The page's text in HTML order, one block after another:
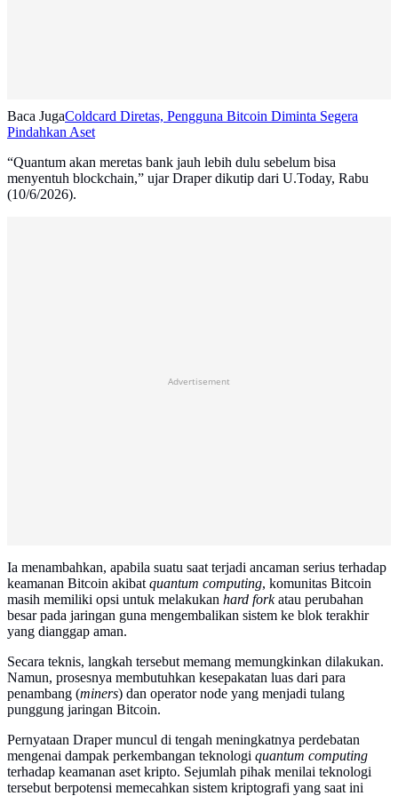
Baca JugaColdcard Diretas, Pengguna Bitcoin Diminta Segera
Pindahkan Aset
“Quantum akan meretas bank jauh lebih dulu sebelum bisa
menyentuh blockchain,” ujar Draper dikutip dari U.Today, Rabu
(10/6/2026).
Advertisement
Ia menambahkan, apabila suatu saat terjadi ancaman serius terhadap
keamanan Bitcoin akibatquantum computing, komunitas Bitcoin
masih memiliki opsi untuk melakukan hard forkatau perubahan
besar pada jaringan guna mengembalikan sistem ke blok terakhir
yang dianggap aman.
Secara teknis, langkah tersebut memang memungkinkan dilakukan.
Namun, prosesnya membutuhkan kesepakatan luas dari para
penambang (miners) dan operator node yang menjadi tulang
punggung jaringan Bitcoin.
Pernyataan Draper muncul di tengah meningkatnya perdebatan
mengenai dampak perkembangan teknologi quantum computing
terhadap keamanan aset kripto. Sejumlah pihak menilai teknologi
tersebut berpotensi memecahkan sistem kriptografi yang saat ini